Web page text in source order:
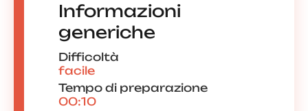
Informazioni
generiche
Difficoltà
facile
Tempo di preparazione
00:10